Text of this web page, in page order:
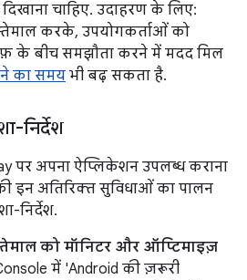
चाहिए. उदाहरण के लिए:
करके, उपयोगकर्ताओं को
के बीच समझौता करने में मदद मिल
का समयभी बढ़ सकता है.
निर्देश
पर अपना ऐप्लिकेशन उपलब्ध कराना
इन अतिरिक्त सुविधाओं का पालन
निर्देश.
को मॉनिटर और ऑप्टिमाइज़
में 'Android की ज़रूरी